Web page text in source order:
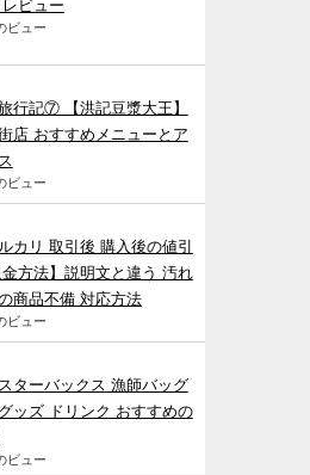
ビュー
ビュー
行記⑦ 【洪記豆漿大王】
店 おすすめメニューとア
ビュー
ルカリ 取引後 購入後の値引
金方法】説明文と違う 汚れ
商品不備 対応方法
ビュー
ターバックス 漁師バッグ
ッズ ドリンク おすすめの
ビュー